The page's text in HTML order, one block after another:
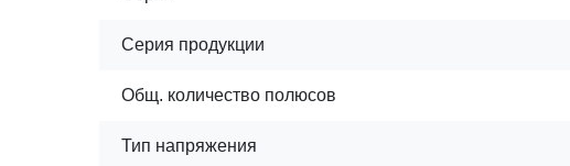
Серия продукции
Общ. количество полюсов
Тип напряжения